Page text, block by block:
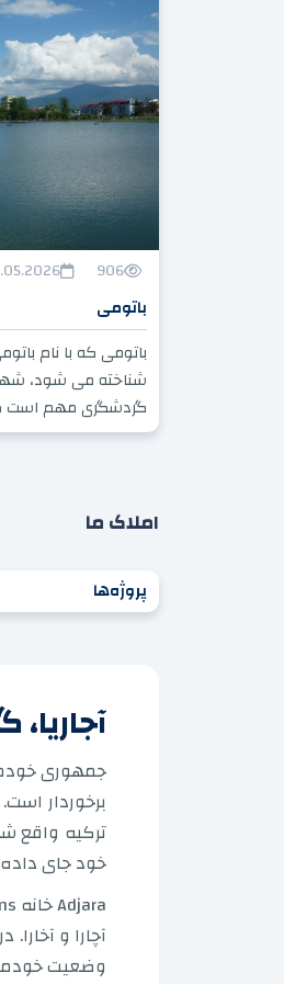
906
باتومی
باتومی که با نام
شناخته می شود،
گردشگری مهم است
املاک ما
پروژه‌ها
برخوردار
ترکیه واقع
خود جای داده است. جمعیت آن تقریبا 350,000
آچارا و
وضعیت خودمختار آجارا